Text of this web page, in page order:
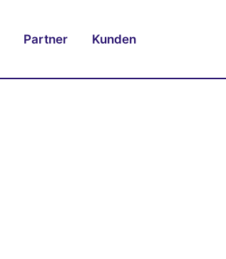
Partner Kunden